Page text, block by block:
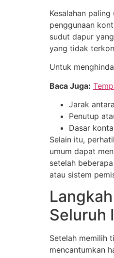
Kesalahan
penggunaan
sudut dapur
yang tidak
Untuk
Baca Juga:
Jarak
Penutup
Dasar
Selain itu,
umum dapat
setelah
atau sistem
Seluruh
Setelah memilih
mencantumkan